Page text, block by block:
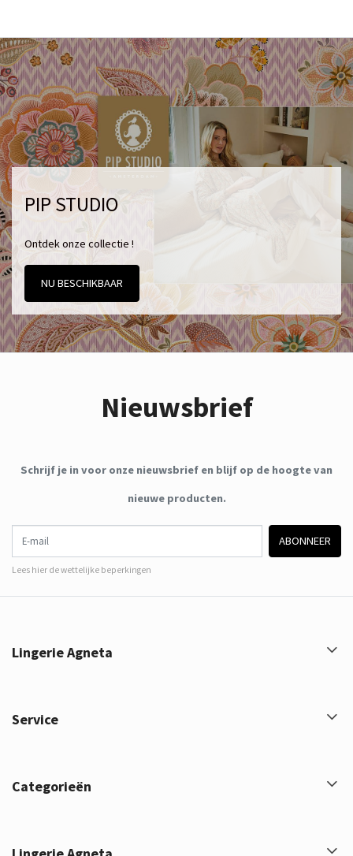
PIP STUDIO
Ontdek onze collectie !
NU BESCHIKBAAR
Nieuwsbrief
Schrijf je in voor onze nieuwsbrief en blijf op de hoogte van
nieuwe producten.
ABONNEER
Lees hier de wettelijke beperkingen
Lingerie Agneta
Service
Categorieën